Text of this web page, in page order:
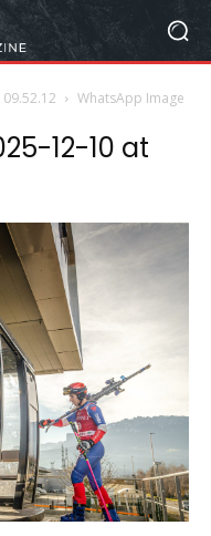
WhatsApp Image
12-10 at